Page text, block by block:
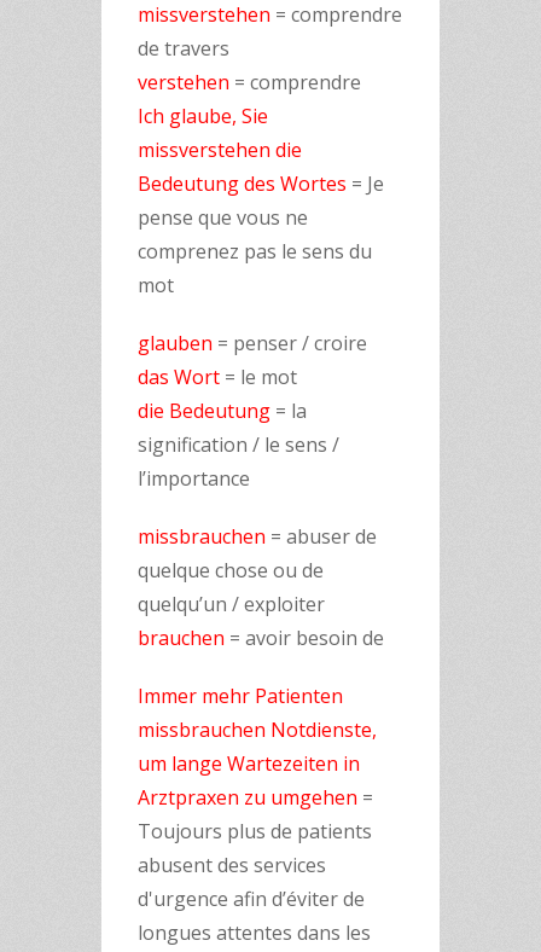
missverstehen = comprendre
de travers
verstehen = comprendre
Ich glaube, Sie
missverstehen die
Bedeutung des Wortes = Je
pense que vous ne
comprenez pas le sens du
mot
glauben = penser / croire
das Wort = le mot
die Bedeutung = la
signification / le sens /
l’importance
missbrauchen = abuser de
quelque chose ou de
quelqu’un / exploiter
brauchen = avoir besoin de
Immer mehr Patienten
missbrauchen Notdienste,
um lange Wartezeiten in
Arztpraxen zu umgehen =
Toujours plus de patients
abusent des services
d'urgence afin d’éviter de
longues attentes dans les